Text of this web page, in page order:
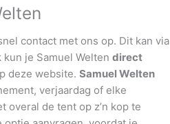
contact met ons op. Dit kan via
je Samuel Welten direct
deze website. Samuel Welten
verjaardag of elke
overal de tent op z’n kop te